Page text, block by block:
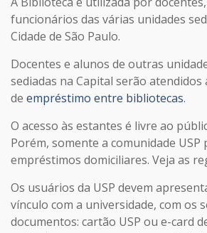
funcionários das várias unidades
Cidade de São Paulo.
Docentes e alunos de outras
sediadas na Capital serão atendidos
de empréstimo entre bibliotecas.
O acesso às estantes é livre ao
Porém, somente a comunidade
empréstimos domiciliares. Veja as
Os usuários da USP devem
vínculo com a universidade, com os
documentos: cartão USP ou e-card